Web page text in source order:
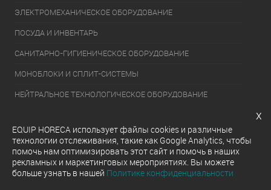
ЭЛЕКТРОМЕХАНИЧЕСКОЕ ОБОРУДОВАНИЕ
ПОСУДА И ИНВЕНТАРЬ
САНИТАРНО-ГИГИЕНИЧЕСКОЕ ОБОРУДОВАНИЕ
МОНОБЛОКИ И СПЛИТ-СИСТЕМЫ
НЕЙТРАЛЬНОЕ ТЕХНОЛОГИЧЕСКОЕ ОБОРУДОВАНИЕ
ХОЛОДИЛЬНОЕ ОБОРУДОВАНИЕ
ОБОРУДОВАНИЕ ДЛЯ РАЗДАЧИ ГОТОВЫХ БЛЮД
МОЕЧНОЕ ОБОРУДОВАНИЕ
x
EQUIP HORECA использует файлы cookies и различные
технологии отслеживания, такие как Google Analytics, чтобы
помочь нам оптимизировать этот сайт и помочь в наших
рекламных и маркетинговых мероприятиях. Вы можете
больше узнать в нашей Политике конфиденциальности